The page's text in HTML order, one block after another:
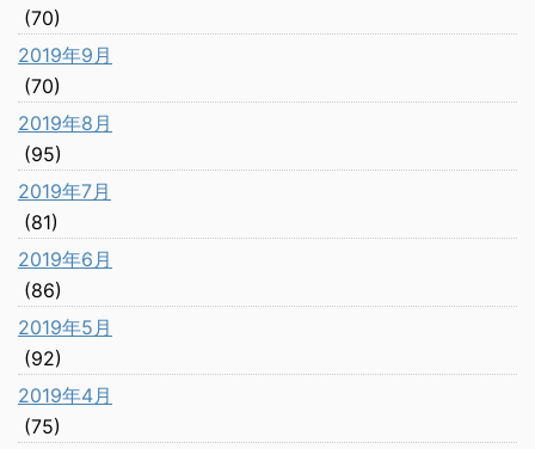
(70)
2019年9月
(70)
2019年8月
(95)
2019年7月
(81)
2019年6月
(86)
2019年5月
(92)
2019年4月
(75)